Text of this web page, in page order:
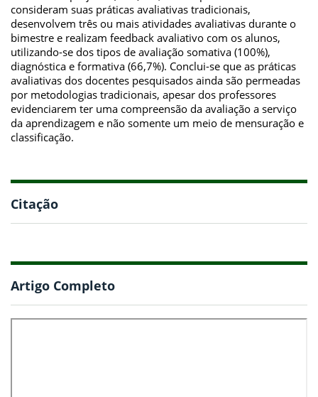
consideram suas práticas avaliativas tradicionais,
desenvolvem três ou mais atividades avaliativas durante o
bimestre e realizam feedback avaliativo com os alunos,
utilizando-se dos tipos de avaliação somativa (100%),
diagnóstica e formativa (66,7%). Conclui-se que as práticas
avaliativas dos docentes pesquisados ainda são permeadas
por metodologias tradicionais, apesar dos professores
evidenciarem ter uma compreensão da avaliação a serviço
da aprendizagem e não somente um meio de mensuração e
classificação.
Citação
Artigo Completo